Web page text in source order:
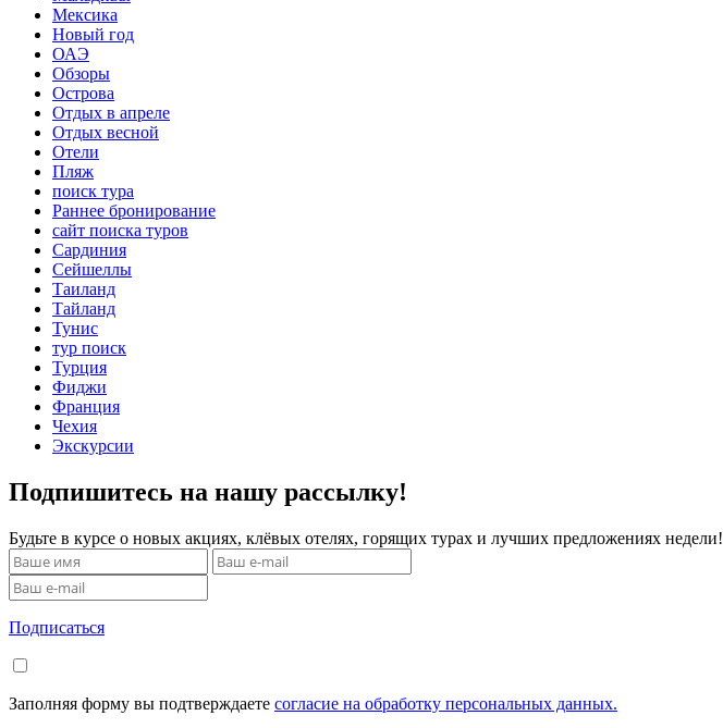
Мексика
Новый год
ОАЭ
Обзоры
Острова
Отдых в апреле
Отдых весной
Отели
Пляж
поиск тура
Раннее бронирование
сайт поиска туров
Сардиния
Сейшеллы
Таиланд
Тайланд
Тунис
тур поиск
Турция
Фиджи
Франция
Чехия
Экскурсии
Подпишитесь на нашу рассылку!
Будьте в курсе о новых акциях, клёвых отелях, горящих турах и лучших предложениях недели!
Подписаться
Заполняя форму вы подтверждаете согласие на обработку персональных данных.